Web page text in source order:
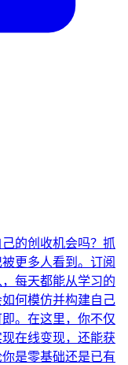
的创收机会吗？抓
更多人看到。订阅
每天都能从学习的
何模仿并构建自己
。在这里，你不仅
在线变现，还能获
是零基础还是已有